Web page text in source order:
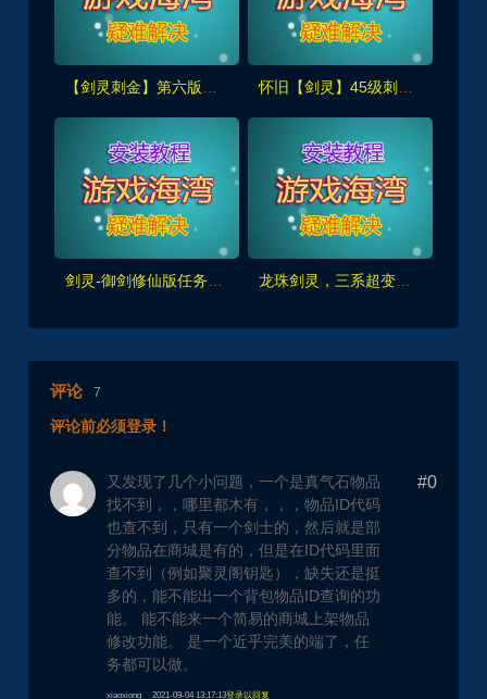
龙珠剑灵，三系超变商业特色端 剧情,副本完善，更爽的单刷体验！
评论 7
评论前必须登录！
#0
又发现了几个小问题，一个是真气石物品
找不到，，哪里都木有，，，物品ID代码
也查不到，只有一个剑士的，然后就是部
分物品在商城是有的，但是在ID代码里面
查不到（例如聚灵阁钥匙），缺失还是挺
多的，能不能出一个背包物品ID查询的功
能。 能不能来一个简易的商城上架物品
修改功能。 是一个近乎完美的端了，任
务都可以做。
xiaoxiong 2021-09-04 13:17:13登录以回复